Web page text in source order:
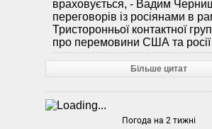
враховується, - Вадим
переговорів із росіянами в
Тристоронньої контактної
про перемовини США та росії
Більше цитат
Погода на 2 тижні